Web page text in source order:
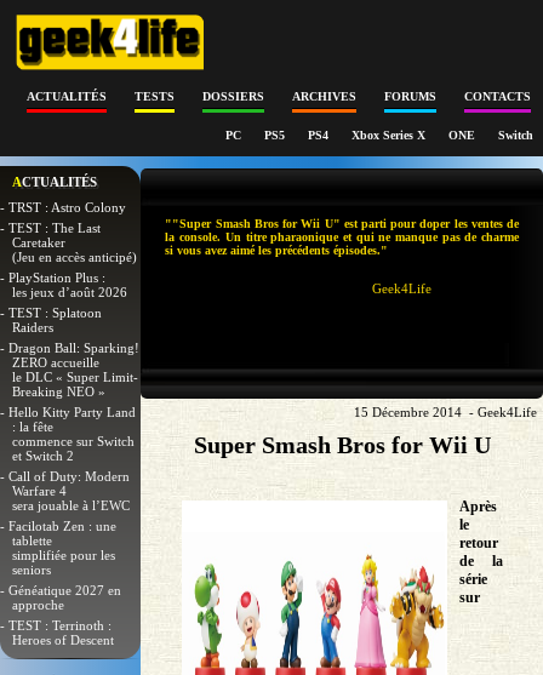
ACTUALITÉS TESTS DOSSIERS ARCHIVES FORUMS CONTACTS
PC PS5 PS4 Xbox Series X ONE Switch
ACTUALITÉS
- TRST : Astro Colony
- TEST : The Last
Caretaker
(Jeu en accès anticipé)
- PlayStation Plus :
les jeux d’août 2026
- TEST : Splatoon
Raiders
- Dragon Ball: Sparking!
ZERO accueille
le DLC « Super Limit-
Breaking NEO »
- Hello Kitty Party Land
: la fête
commence sur Switch
et Switch 2
- Call of Duty: Modern
Warfare 4
sera jouable à l’EWC
- Facilotab Zen : une
tablette
simplifiée pour les
seniors
- Généatique 2027 en
approche
- TEST : Terrinoth :
Heroes of Descent
""Super Smash Bros for Wii U" est parti pour doper les ventes de
la console. Un titre pharaonique et qui ne manque pas de charme
si vous avez aimé les précédents épisodes."
Geek4Life
15 Décembre 2014 - Geek4Life
Super Smash Bros for Wii U
Après
le
retour
de la
série
sur